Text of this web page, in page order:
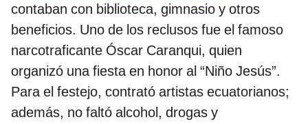
contaban con biblioteca, gimnasio y otros
beneficios. Uno de los reclusos fue el famoso
narcotraficante Óscar Caranqui, quien
organizó una fiesta en honor al “Niño Jesús”.
Para el festejo, contrató artistas ecuatorianos;
además, no faltó alcohol, drogas y